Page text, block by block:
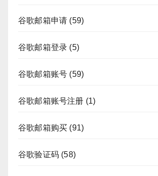
谷歌邮箱申请 (59)
谷歌邮箱登录 (5)
谷歌邮箱账号 (59)
谷歌邮箱账号注册 (1)
谷歌邮箱购买 (91)
谷歌验证码 (58)